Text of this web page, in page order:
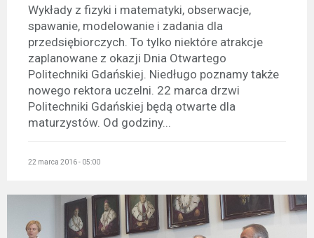
Wykłady z fizyki i matematyki, obserwacje,
spawanie, modelowanie i zadania dla
przedsiębiorczych. To tylko niektóre atrakcje
zaplanowane z okazji Dnia Otwartego
Politechniki Gdańskiej. Niedługo poznamy także
nowego rektora uczelni. 22 marca drzwi
Politechniki Gdańskiej będą otwarte dla
maturzystów. Od godziny...
22 marca 2016 - 05:00